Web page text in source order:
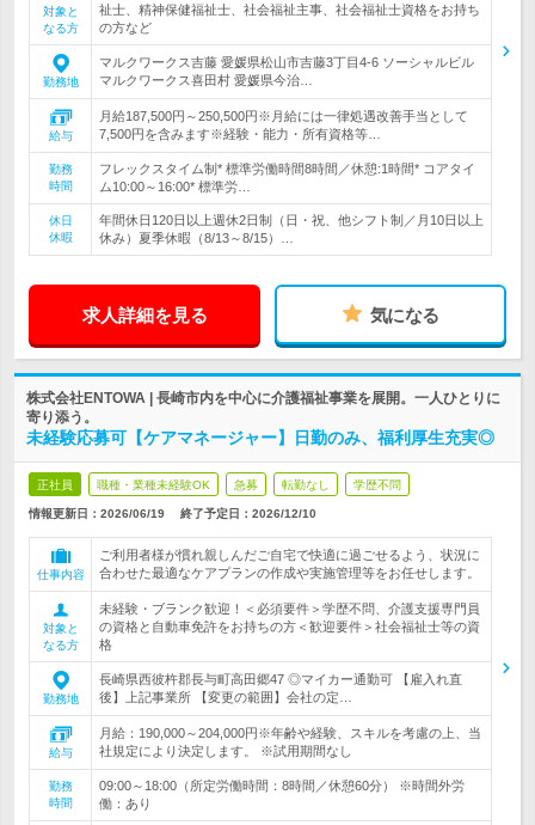
対象と
なる方
祉士、精神保健福祉士、社会福祉主事、社会福祉士資格をお持ち
の方など
勤務地
マルクワークス吉藤 愛媛県松山市吉藤3丁目4-6 ソーシャルビル
マルクワークス喜田村 愛媛県今治…
給与
月給187,500円～250,500円※月給には一律処遇改善手当として
7,500円を含みます※経験・能力・所有資格等…
勤務
時間
フレックスタイム制* 標準労働時間8時間／休憩:1時間* コアタイ
ム10:00～16:00* 標準労…
休日
休暇
年間休日120日以上週休2日制（日・祝、他シフト制／月10日以上
休み）夏季休暇（8/13～8/15）…
求人詳細を見る 気になる
株式会社ENTOWA | 長崎市内を中心に介護福祉事業を展開。一人ひとりに
寄り添う。
未経験応募可【ケアマネージャー】日勤のみ、福利厚生充実◎
正社員 職種・業種未経験OK 急募 転勤なし 学歴不問
情報更新日：2026/06/19 終了予定日： 2026/12/10
仕事内容
ご利用者様が慣れ親しんだご自宅で快適に過ごせるよう、状況に
合わせた最適なケアプランの作成や実施管理等をお任せします。
対象と
なる方
未経験・ブランク歓迎！＜必須要件＞学歴不問、介護支援専門員
の資格と自動車免許をお持ちの方＜歓迎要件＞社会福祉士等の資
格
勤務地
長崎県西彼杵郡長与町高田郷47 ◎マイカー通勤可 【雇入れ直
後】上記事業所 【変更の範囲】会社の定…
給与
月給：190,000～204,000円※年齢や経験、スキルを考慮の上、当
社規定により決定します。 ※試用期間なし
勤務
時間
09:00～18:00（所定労働時間：8時間／休憩60分） ※時間外労
働：あり